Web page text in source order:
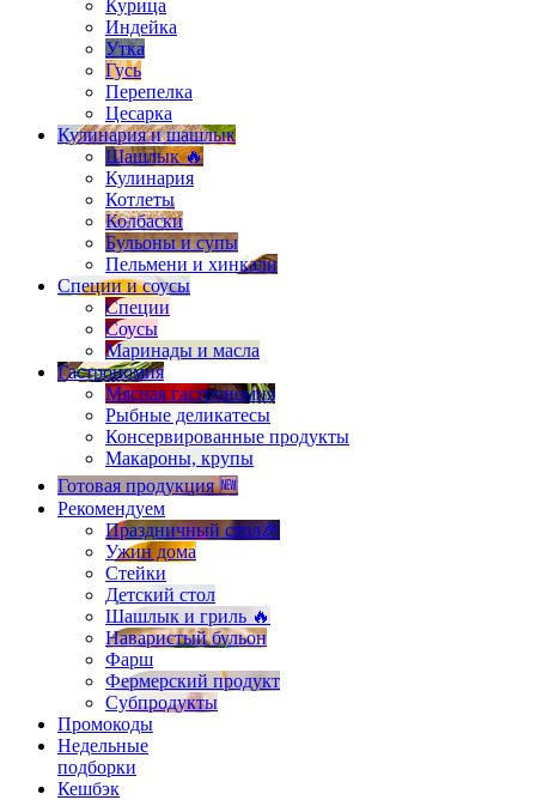
Курица
Индейка
Утка
Гусь
Перепелка
Цесарка
Кулинария и шашлык
Шашлык 🔥
Кулинария
Котлеты
Колбаски
Бульоны и супы
Пельмени и хинкали
Специи и соусы
Специи
Соусы
Маринады и масла
Гастрономия
Мясная гастрономия
Рыбные деликатесы
Консервированные продукты
Макароны, крупы
Готовая продукция 🆕
Рекомендуем
Праздничный стол🎉
Ужин дома
Стейки
Детский стол
Шашлык и гриль 🔥
Наваристый бульон
Фарш
Фермерский продукт
Субпродукты
Промокоды
Недельные
подборки
Кешбэк